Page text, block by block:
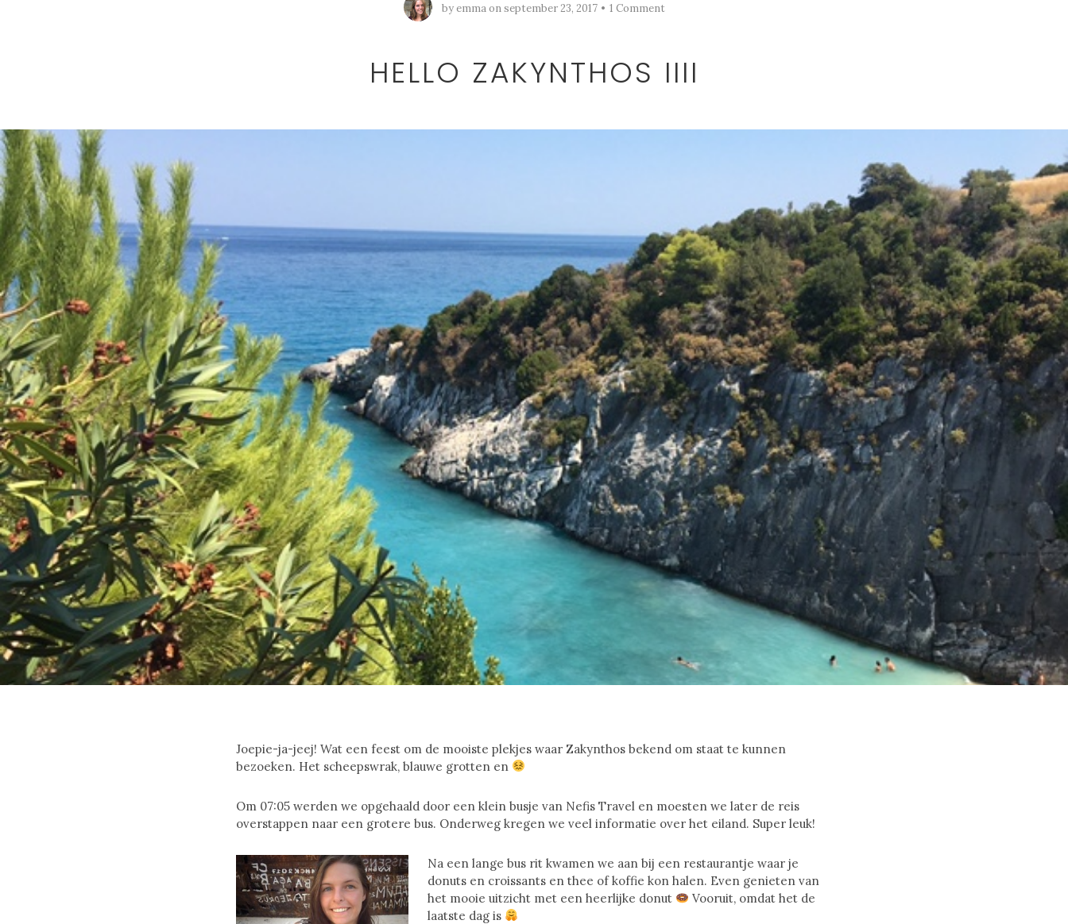
by emma on september 23, 2017 1 Comment
HELLO ZAKYNTHOS IIII
Joepie-ja-jeej! Wat een feest om de mooiste plekjes waar Zakynthos bekend om staat te kunnen
bezoeken. Het scheepswrak, blauwe grotten en
Om 07:05 werden we opgehaald door een klein busje van Nefis Travel en moesten we later de reis
overstappen naar een grotere bus. Onderweg kregen we veel informatie over het eiland. Super leuk!
Na een lange bus rit kwamen we aan bij een restaurantje waar je
donuts en croissants en thee of koffie kon halen. Even genieten van
het mooie uitzicht met een heerlijke donut
Vooruit, omdat het de
laatste dag is